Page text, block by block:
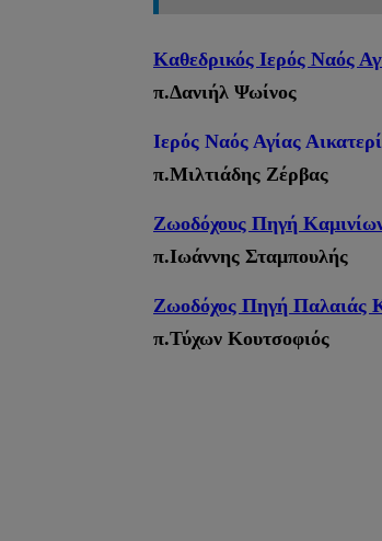
Καθεδρικός Ιερός Ναός
π.Δανιήλ Ψωίνος
Ιερός Ναός Αγίας
π.Μιλτιάδης Ζέρβας
Ζωοδόχους Πηγή
π.Ιωάννης Σταμπουλής
Ζωοδόχος Πηγή Παλαιάς
π.Τύχων Κουτσοφιός